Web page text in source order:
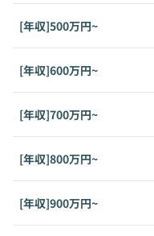
[年収]500万円~
[年収]600万円~
[年収]700万円~
[年収]800万円~
[年収]900万円~